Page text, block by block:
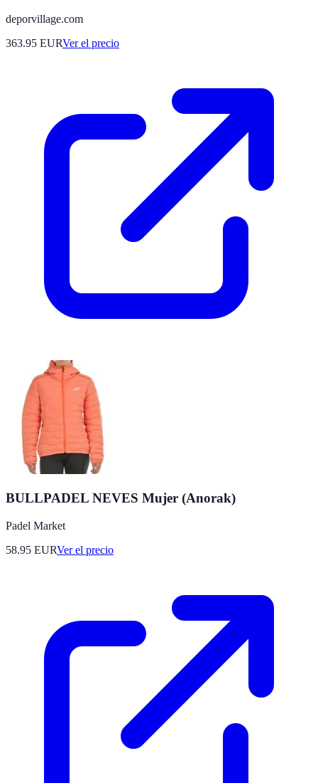
deporvillage.com
363.95 EURVer el precio
BULLPADEL NEVES Mujer (Anorak)
Padel Market
58.95 EURVer el precio